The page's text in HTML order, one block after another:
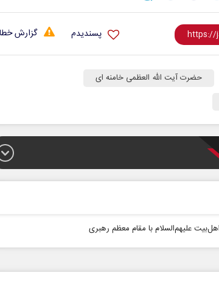
گزارش خطا پسندیدم
حضرت آیت الله العظمی خامنه ای
علیهم‌السلام با مقام معظم رهبری
عضو کمیسیون اجتماعی
رضا سپهوند - سخنگوی
صفحات نخست روزنامه‌ها‌ی پنجشنبه ۱ مردادماه